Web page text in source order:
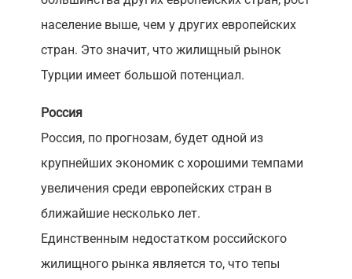
население выше, чем у других европейских
стран. Это значит, что жилищный рынок
Турции имеет большой потенциал.
Россия
Россия, по прогнозам, будет одной из
крупнейших экономик с хорошими темпами
увеличения среди европейских стран в
ближайшие несколько лет.
Единственным недостатком российского
жилищного рынка является то, что тепы